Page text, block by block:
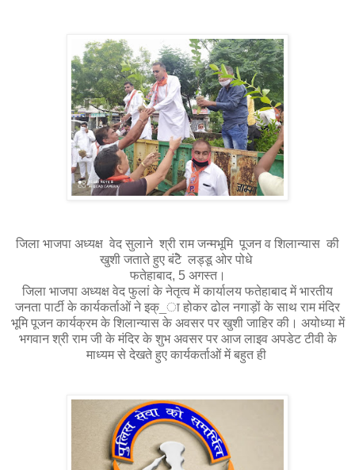
जिला भाजपा अध्यक्ष वेद सुलाने श्री राम जन्मभूमि पूजन व शिलान्यास की
खुशी जताते हुए बंटॆे लड्डू ओर पोधे
फतेहाबाद, 5 अगस्त।
जिला भाजपा अध्यक्ष वेद फुलां के नेतृत्व में कार्यालय फतेहाबाद में भारतीय
जनता पार्टी के कार्यकर्ताओं ने इक्_ा होकर ढोल नगाड़ों के साथ राम मंदिर
भूमि पूजन कार्यक्रम के शिलान्यास के अवसर पर खुशी जाहिर की। अयोध्या में
भगवान श्री राम जी के मंदिर के शुभ अवसर पर आज लाइव अपडेट टीवी के
माध्यम से देखते हुए कार्यकर्ताओं में बहुत ही